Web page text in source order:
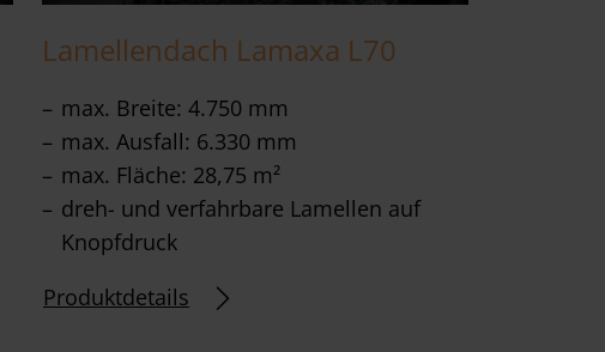
Lamellendach Lamaxa L70
max. Breite: 4.750 mm
max. Ausfall: 6.330 mm
max. Fläche: 28,75 m²
dreh- und verfahrbare Lamellen auf
Knopfdruck
Produktdetails